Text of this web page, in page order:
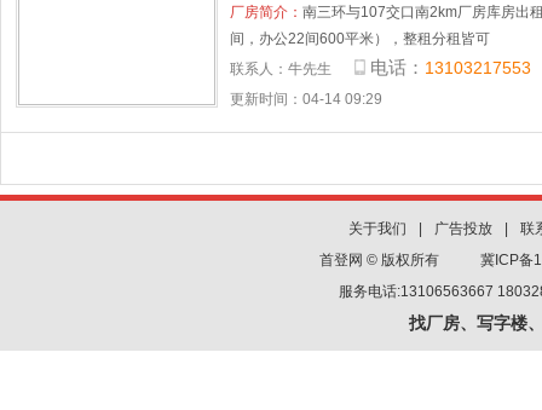
厂房简介： 南三环与107交口南2km厂房库房出
间，办公22间600平米），整租分租皆可
联系人： 牛先生 电话： 13103217553
更新时间：04-14 09:29
关于我们 广告投放
联
首登网 © 版权所有
冀ICP备
服务电话:13106563667
找厂房、写字楼